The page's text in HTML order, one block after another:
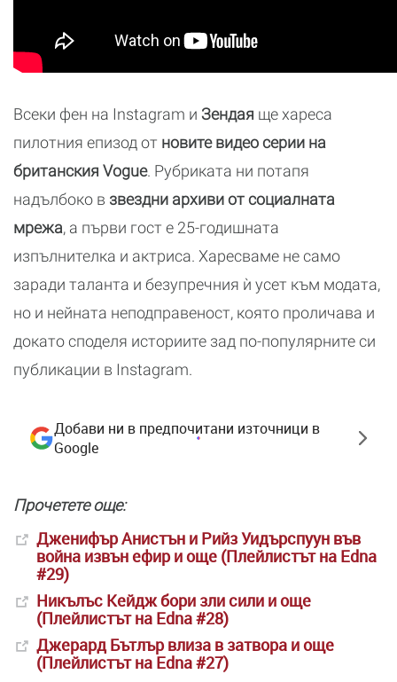
Всеки фен на Instagram и Зендая ще хареса
пилотния епизод от новите видео серии на
британския Vogue. Рубриката ни потапя
надълбоко в звездни архиви от социалната
мрежа, а първи гост е 25-годишната
изпълнителка и актриса. Харесваме не само
заради таланта и безупречния ѝ усет към модата,
но и нейната неподправеност, която проличава и
докато споделя историите зад по-популярните си
публикации в Instagram.
Добави ни в предпочитани източници в
Google
Прочетете още:
Дженифър Анистън и Рийз Уидърспуун във
война извън ефир и още (Плейлистът на Еdna
#29)
Никълъс Кейдж бори зли сили и още
(Плейлистът на Edna #28)
Джерард Бътлър влиза в затвора и още
(Плейлистът на Edna #27)